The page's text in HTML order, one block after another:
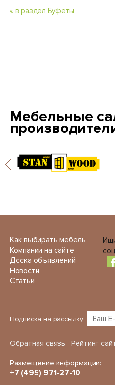
« в раздел Буфеты
Мебельные
Как выбирать мебель
Компании на сайте
Доска объявлений
Новости
Статьи
Подписка на рассылку:
Обратная связь
Рейтинг
Размещение информации:
+7 (495) 971-27-10